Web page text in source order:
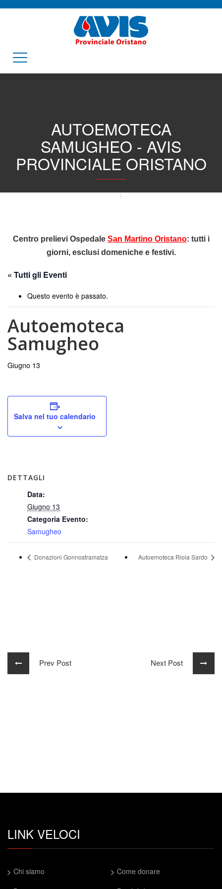
AUTOEMOTECA
SAMUGHEO - AVIS
PROVINCIALE ORISTANO
Centro prelievi Ospedale San Martino Oristano: tutti i
giorni, esclusi domeniche e festivi.
« Tutti gli Eventi
Questo evento è passato.
Autoemoteca
Samugheo
Giugno 13
Salva nel tuo calendario
DETTAGLI
Data:
Giugno 13
Categoria Evento:
Samugheo
Donazioni Gonnostramatza Autoemoteca Riola Sardo
Prev Post Next Post
LINK VELOCI
Chi siamo
Come donare